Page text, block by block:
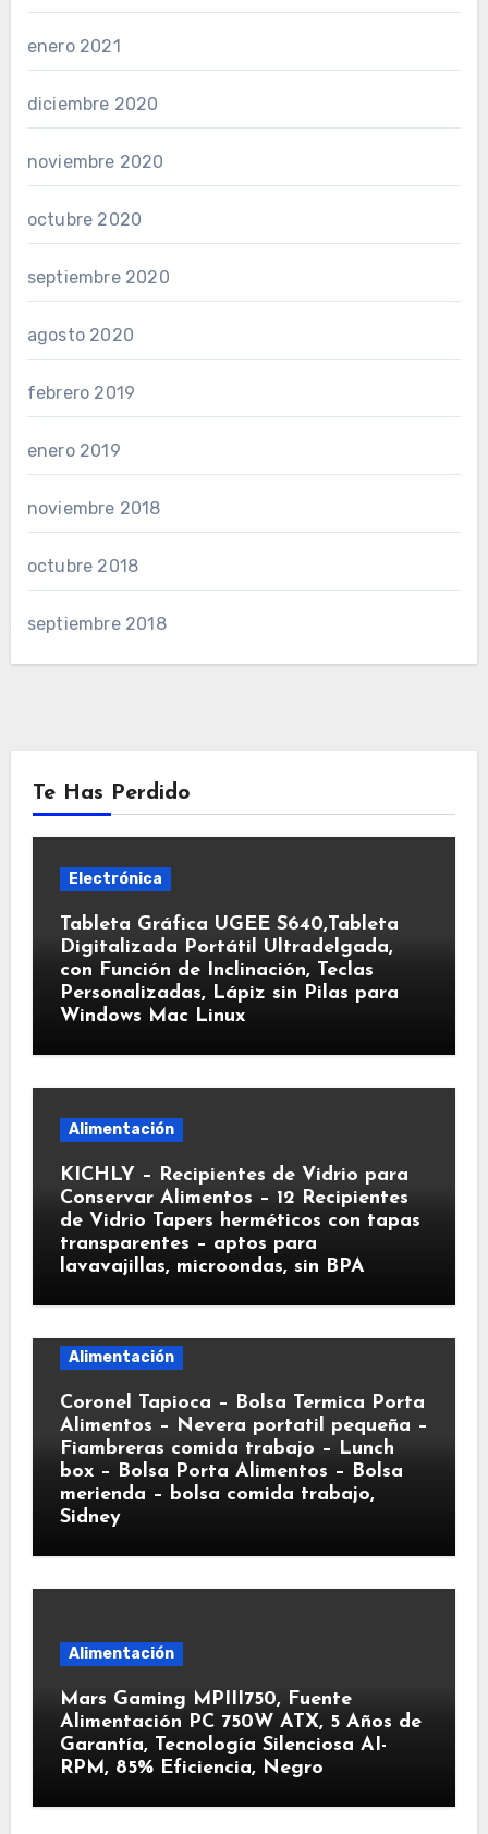
enero 2021
diciembre 2020
noviembre 2020
octubre 2020
septiembre 2020
agosto 2020
febrero 2019
enero 2019
noviembre 2018
octubre 2018
septiembre 2018
Te Has Perdido
Electrónica
Tableta Gráfica UGEE S640,Tableta
Digitalizada Portátil Ultradelgada,
con Función de Inclinación, Teclas
Personalizadas, Lápiz sin Pilas para
Windows Mac Linux
Alimentación
KICHLY – Recipientes de Vidrio para
Conservar Alimentos – 12 Recipientes
de Vidrio Tapers herméticos con tapas
transparentes – aptos para
lavavajillas, microondas, sin BPA
Alimentación
Coronel Tapioca – Bolsa Termica Porta
Alimentos – Nevera portatil pequeña –
Fiambreras comida trabajo – Lunch
box – Bolsa Porta Alimentos – Bolsa
merienda – bolsa comida trabajo,
Sidney
Alimentación
Mars Gaming MPIII750, Fuente
Alimentación PC 750W ATX, 5 Años de
Garantía, Tecnología Silenciosa AI-
RPM, 85% Eficiencia, Negro